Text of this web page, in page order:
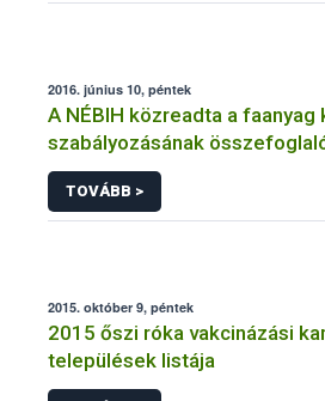
2016. június 10, péntek
A NÉBIH közreadta a
szabályozásának
TOVÁBB >
2015. október 9, péntek
2015 őszi róka vakcinázási
települések listája